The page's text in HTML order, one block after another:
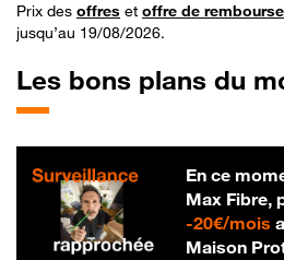
Prix des offres et offre de
jusqu’au 19/08/2026.
Les bons plans du
En ce
Max Fibre,
-20€/mois
Maison